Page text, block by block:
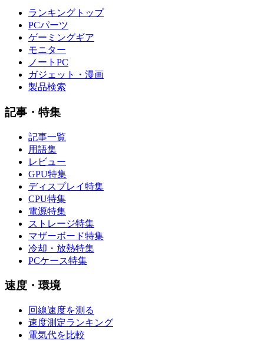
ランキングトップ
PCパーツ
ゲーミングギア
モニター
ノートPC
ガジェット・漫画
製品検索
記事・特集
記事一覧
用語集
レビュー
GPU特集
ディスプレイ特集
CPU特集
電源特集
ストレージ特集
マザーボード特集
冷却・放熱特集
PCケース特集
速度・環境
回線速度を測る
速度測定ランキング
電気代を比較